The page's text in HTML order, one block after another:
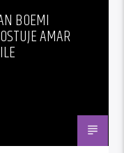
BOEMI
AMAR